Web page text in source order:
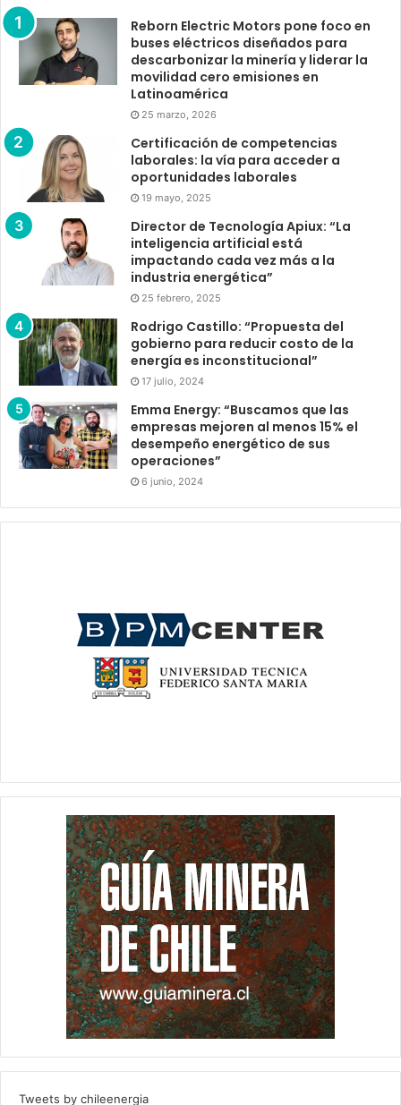
Reborn Electric Motors pone foco en
buses eléctricos diseñados para
descarbonizar la minería y liderar la
movilidad cero emisiones en
Latinoamérica
25 marzo, 2026
Certificación de competencias
laborales: la vía para acceder a
oportunidades laborales
19 mayo, 2025
Director de Tecnología Apiux: “La
inteligencia artificial está
impactando cada vez más a la
industria energética”
25 febrero, 2025
Rodrigo Castillo: “Propuesta del
gobierno para reducir costo de la
energía es inconstitucional”
17 julio, 2024
Emma Energy: “Buscamos que las
empresas mejoren al menos 15% el
desempeño energético de sus
operaciones”
6 junio, 2024
Tweets by chileenergia